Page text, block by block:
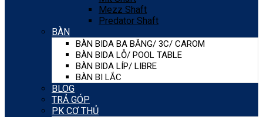
Mezz Shaft
Predator Shaft
BÀN
BÀN BIDA BA BĂNG/ 3C/ CAROM
BÀN BIDA LỖ/ POOL TABLE
BÀN BIDA LÍP/ LIBRE
BÀN BI LẮC
BLOG
TRẢ GÓP
PK CƠ THỦ